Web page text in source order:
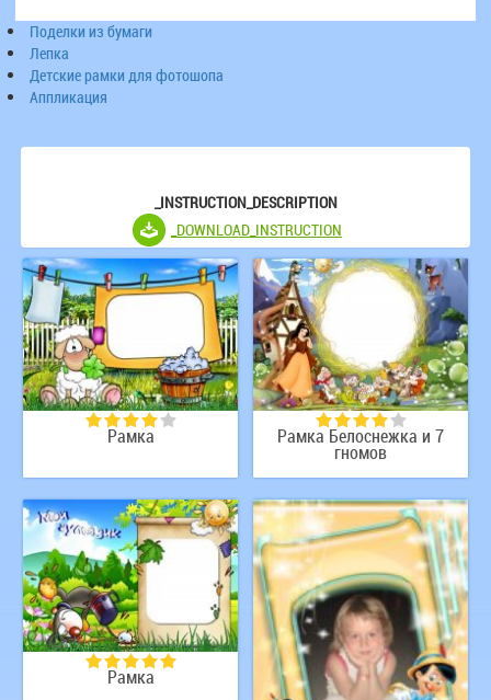
Поделки из бумаги
Лепка
Детские рамки для фотошопа
Аппликация
_INSTRUCTION_DESCRIPTION
_DOWNLOAD_INSTRUCTION
Рамка Рамка Белоснежка и 7
гномов
Рамка